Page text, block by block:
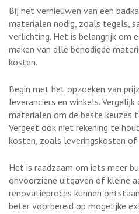
Bij het vernieuwen van een
materialen nodig, zoals tegels,
verlichting. Het is belangrijk om
maken van alle benodigde
kosten.
Begin met het opzoeken van
leveranciers en winkels.
materialen om de beste keuzes
Vergeet ook niet rekening te
kosten, zoals leveringskosten
Het is raadzaam om iets meer
onvoorziene uitgaven of kleine
renovatieproces kunnen
beter voorbereid op mogelijke